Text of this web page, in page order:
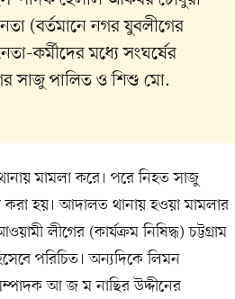
(বর্তমানে নগর যুবলীগের
কর্মীদের মধ্যে সংঘর্ষের
সাজু পালিত ও শিশু মো.
মামলা করে। পরে নিহত সাজু
হয়। আদালত থানায় হওয়া মামলার
লীগের (কার্যক্রম নিষিদ্ধ) চট্টগ্রাম
পরিচিত। অন্যদিকে লিমন
আ জ ম নাছির উদ্দীনের